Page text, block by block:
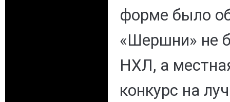
форме было
«Шершни» не
НХЛ, а
конкурс на